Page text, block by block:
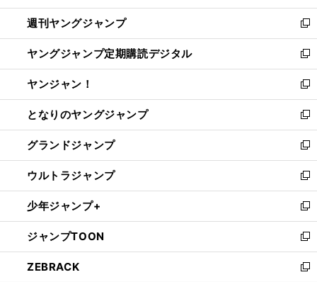
開
く
ウ
で
開
く
ン
ド
ウ
で
開
く
ウ
ィ
ン
ド
ウ
で
開
く
週刊ヤングジャンプ
新
し
い
ウ
ィ
ン
ド
ウ
で
開
く
ヤングジャンプ定期購読デジタル
新
し
い
ウ
ィ
ン
ド
ウ
で
開
く
ヤンジャン！
新
し
い
ウ
ィ
ン
ド
ウ
で
開
く
となりのヤングジャンプ
新
し
い
ウ
ィ
ン
ド
ウ
で
開
く
グランドジャンプ
新
し
い
ウ
ィ
ン
ド
ウ
で
ウルトラジャンプ
新
し
い
ウ
ィ
ン
ド
少年ジャンプ+
新
し
い
ウ
ィ
ジャンプTOON
新
し
い
ZEBRACK
新